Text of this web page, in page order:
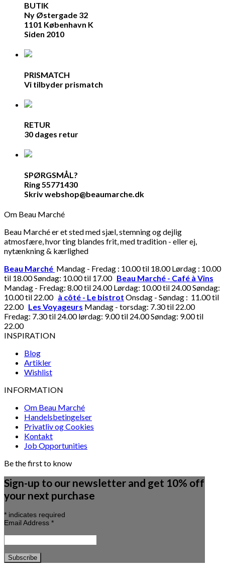
BUTIK
Ny Østergade 32
1101 København K
Siden 2010
PRISMATCH
Vi tilbyder prismatch
RETUR
30 dages retur
SPØRGSMÅL?
Ring 55771430
Skriv webshop@beaumarche.dk
Om Beau Marché
Beau Marché er et sted med sjæl, stemning og dejlig
atmosfære, hvor ting blandes frit, med tradition - eller ej,
nytænkning & kærlighed
Beau Marché Mandag - Fredag : 10.00 til 18.00 Lørdag : 10.00
til 18.00 Søndag: 10.00 til 17.00 Beau Marché - Café à Vins
Mandag - Fredag: 8.00 til 24.00 Lørdag: 10.00 til 24.00 Søndag:
10.00 til 22.00 à côté - Le bistrot Onsdag - Søndag : 11.00 til
22.00 Les Voyageurs Mandag - torsdag: 7.30 til 22.00
Fredag: 7.30 til 24.00 lørdag: 9.00 til 24.00 Søndag: 9.00 til
22.00
INSPIRATION
Blog
Artikler
Wishlist
INFORMATION
Om Beau Marché
Handelsbetingelser
Privatliv og Cookies
Kontakt
Job Opportunities
Be the first to know
Sign-up to our newsletter and get 10% off
your next purchase
* indicates required
Email Address *